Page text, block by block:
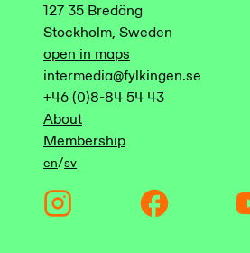
127 35 Bredäng
Stockholm, Sweden
open in maps
intermedia@fylkingen.se
+46 (0)8-84 54 43
About
Membership
en/sv